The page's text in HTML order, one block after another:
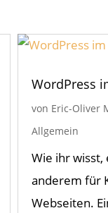
WordPress
von Eric-Oliver
Allgemein
Wie ihr
anderem für
Webseiten.